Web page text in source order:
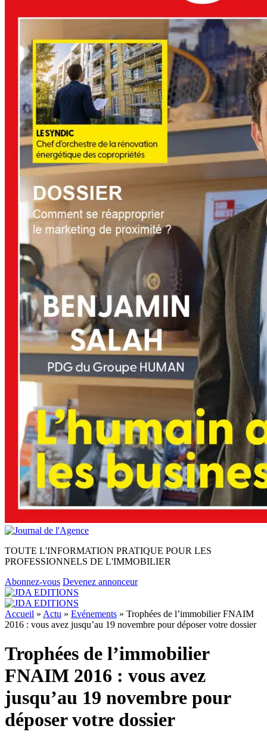
TOUTE L'INFORMATION PRATIQUE POUR LES
PROFESSIONNELS DE L'IMMOBILIER
Abonnez-vous Devenez annonceur
Accueil » Actu » Evénements » Trophées de l’immobilier FNAIM
2016 : vous avez jusqu’au 19 novembre pour déposer votre dossier
Trophées de l’immobilier
FNAIM 2016 : vous avez
jusqu’au 19 novembre pour
déposer votre dossier